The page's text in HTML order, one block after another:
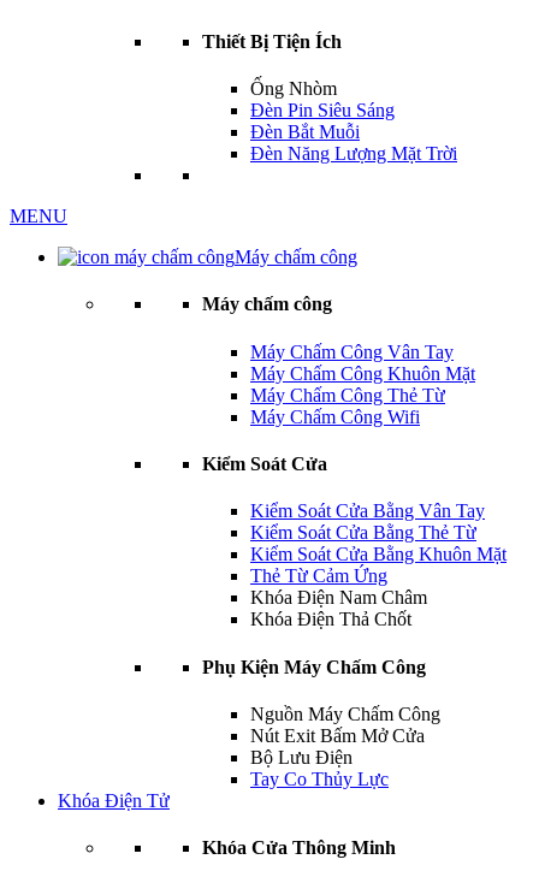
Thiết Bị Tiện Ích
Ống Nhòm
Đèn Pin Siêu Sáng
Đèn Bắt Muỗi
Đèn Năng Lượng Mặt Trời
MENU
Máy chấm công
Máy chấm công
Máy Chấm Công Vân Tay
Máy Chấm Công Khuôn Mặt
Máy Chấm Công Thẻ Từ
Máy Chấm Công Wifi
Kiểm Soát Cửa
Kiểm Soát Cửa Bằng Vân Tay
Kiểm Soát Cửa Bằng Thẻ Từ
Kiểm Soát Cửa Bằng Khuôn Mặt
Thẻ Từ Cảm Ứng
Khóa Điện Nam Châm
Khóa Điện Thả Chốt
Phụ Kiện Máy Chấm Công
Nguồn Máy Chấm Công
Nút Exit Bấm Mở Cửa
Bộ Lưu Điện
Tay Co Thủy Lực
Khóa Điện Tử
Khóa Cửa Thông Minh